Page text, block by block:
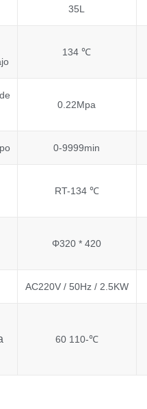
35L
134 ℃
0.22Mpa
0-9999min
RT-134 ℃
Φ320 * 420
AC220V / 50Hz / 2.5KW
60 110-℃